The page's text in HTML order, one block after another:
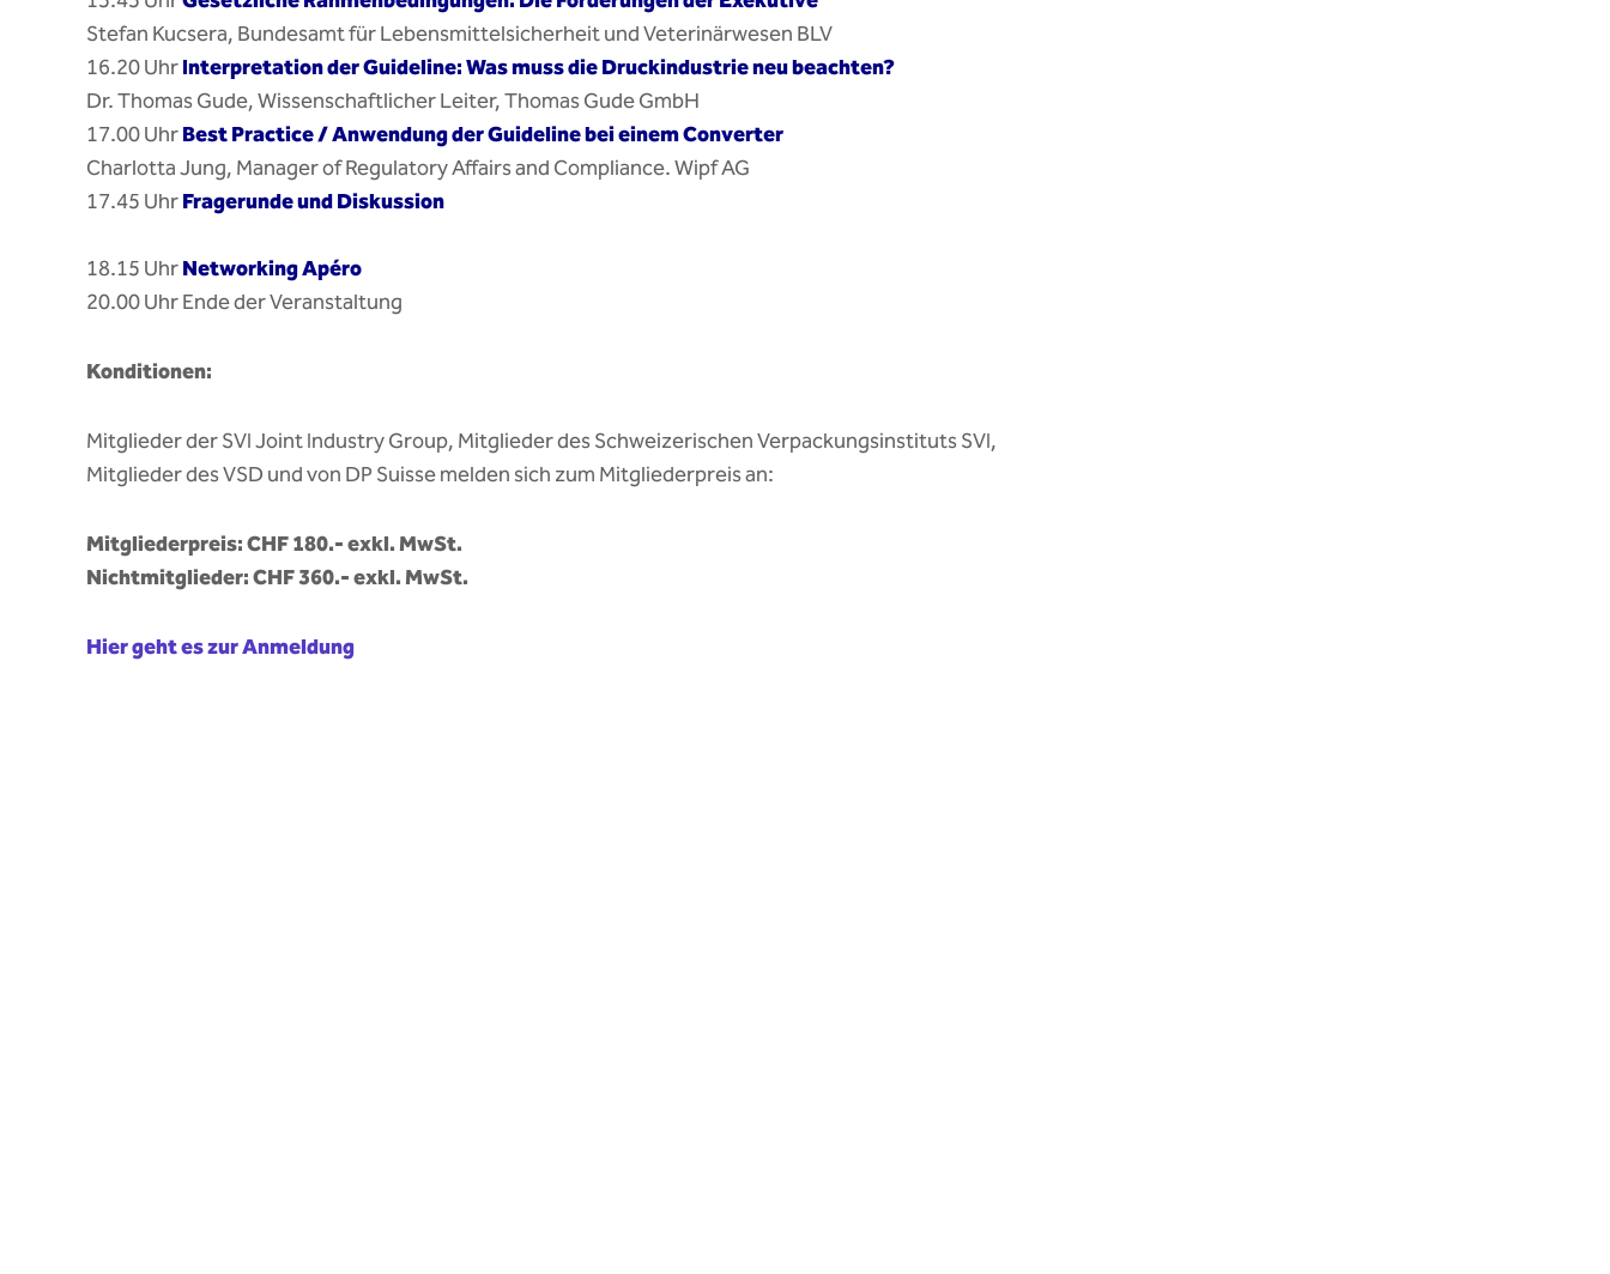
Stefan Kucsera, Bundesamt für Lebensmittelsicherheit und Veterinärwesen BLV
16.20 UhrInterpretation der Guideline: Was muss die Druckindustrie neu beachten?
Dr. Thomas Gude, Wissenschaftlicher Leiter, Thomas Gude GmbH
17.00 UhrBest Practice / Anwendung der Guideline bei einem Converter
Charlotta Jung, Manager of Regulatory Affairs and Compliance. Wipf AG
17.45 UhrFragerunde und Diskussion
18.15 UhrNetworking Apéro
20.00 Uhr Ende der Veranstaltung
Konditionen:
Mitglieder der SVI Joint Industry Group, Mitglieder des Schweizerischen Verpackungsinstituts SVI,
Mitglieder des VSD und von DP Suisse melden sich zum Mitgliederpreis an:
Mitgliederpreis: CHF 180.- exkl. MwSt.
Nichtmitglieder: CHF 360.- exkl. MwSt.
Hier geht es zur Anmeldung